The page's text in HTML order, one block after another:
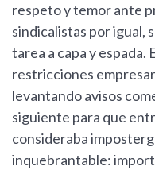
respeto y temor ante
sindicalistas por igual,
tarea a capa y espada.
restricciones
levantando avisos
siguiente para que
consideraba
inquebrantable: